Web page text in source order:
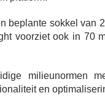
beplante sokkel van
voorziet ook in 70
milieunormen
en